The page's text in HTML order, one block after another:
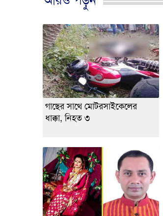
গাছের সাথে মোটরসাইকেলের
ধাক্কা, নিহত ৩